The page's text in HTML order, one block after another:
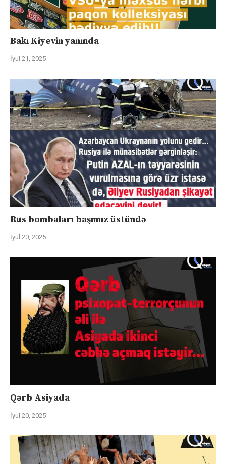
Bakı Kiyevin yanında
İyul 21, 2025
Rus bombaları başımız üstündə
İyul 20, 2025
Qərb Asiyada
İyul 20, 2025